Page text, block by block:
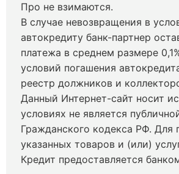
Про не взимаются.
В случае невозвращения в
автокредиту банк-партнер
платежа в среднем размере
условий погашения
реестр должников и
Данный Интернет-сайт носит
условиях не является
Гражданского кодекса РФ.
указанных товаров и (или)
Кредит предоставляется